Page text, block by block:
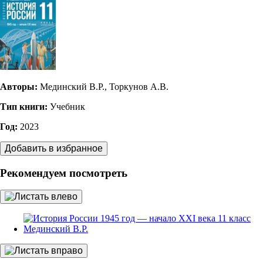
Авторы: Мединский В.Р., Торкунов А.В.
Тип книги: Учебник
Год: 2023
Добавить в избранное
Рекомендуем посмотреть